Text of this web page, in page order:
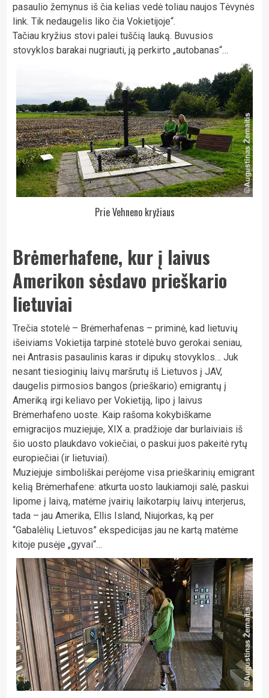
pasaulio žemynus iš čia kelias vedė toliau naujos Tėvynės
link. Tik nedaugelis liko čia Vokietijoje“.
Tačiau kryžius stovi palei tuščią lauką. Buvusios
stovyklos barakai nugriauti, ją perkirto „autobanas“…
Prie Vehneno kryžiaus
Brėmerhafene, kur į laivus
Amerikon sėsdavo prieškario
lietuviai
Trečia stotelė – Brėmerhafenas – priminė, kad lietuvių
išeiviams Vokietija tarpinė stotelė buvo gerokai seniau,
nei Antrasis pasaulinis karas ir dipukų stovyklos… Juk
nesant tiesioginių laivų maršrutų iš Lietuvos į JAV,
daugelis pirmosios bangos (prieškario) emigrantų į
Ameriką irgi keliavo per Vokietiją, lipo į laivus
Brėmerhafeno uoste. Kaip rašoma kokybiškame
emigracijos muziejuje, XIX a. pradžioje dar burlaiviais iš
šio uosto plaukdavo vokiečiai, o paskui juos pakeitė rytų
europiečiai (ir lietuviai).
Muziejuje simboliškai perėjome visa prieškarinių emigrant
kelią Brėmerhafene: atkurta uosto laukiamoji salė, paskui
lipome į laivą, matėme įvairių laikotarpių laivų interjerus,
tada – jau Amerika, Ellis Island, Niujorkas, ką per
“Gabalėlių Lietuvos” ekspedicijas jau ne kartą matėme
kitoje pusėje „gyvai“…